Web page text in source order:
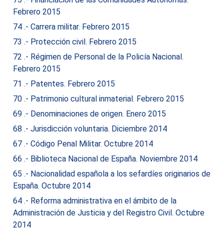
Febrero 2015
74 .- Carrera militar. Febrero 2015
73 .- Protección civil. Febrero 2015
72 .- Régimen de Personal de la Policía Nacional.
Febrero 2015
71 .- Patentes. Febrero 2015
70 .- Patrimonio cultural inmaterial. Febrero 2015
69 .- Denominaciones de origen. Enero 2015
68 .- Jurisdicción voluntaria. Diciembre 2014
67 .- Código Penal Militar. Octubre 2014
66 .- Biblioteca Nacional de España. Noviembre 2014
65 .- Nacionalidad española a los sefardíes originarios de
España. Octubre 2014
64 .- Reforma administrativa en el ámbito de la
Administración de Justicia y del Registro Civil. Octubre
2014